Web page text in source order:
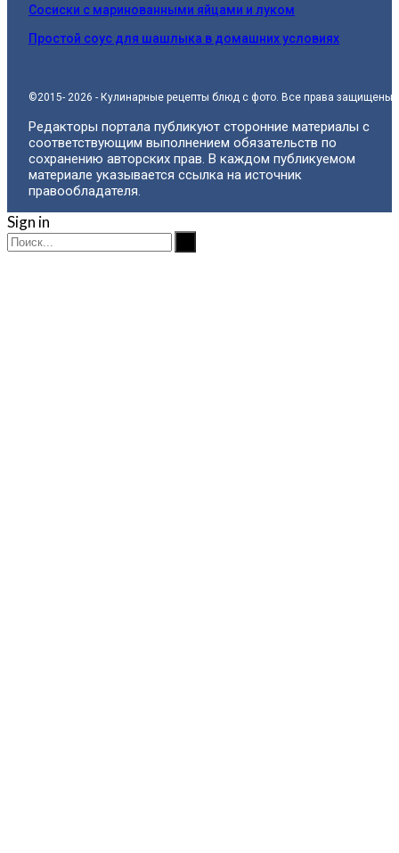
Сосиски с маринованными яйцами и луком
Простой соус для шашлыка в домашних условиях
©2015- 2026 - Кулинарные рецепты блюд с фото. Все права защищены.
Редакторы портала публикуют сторонние материалы с
соответствующим выполнением обязательств по
сохранению авторских прав. В каждом публикуемом
материале указывается ссылка на источник
правообладателя.
Sign in